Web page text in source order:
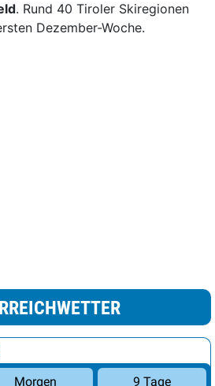
. Rund 40 Tiroler Skiregionen
Dezember-Woche.
Morgen 9 Tage